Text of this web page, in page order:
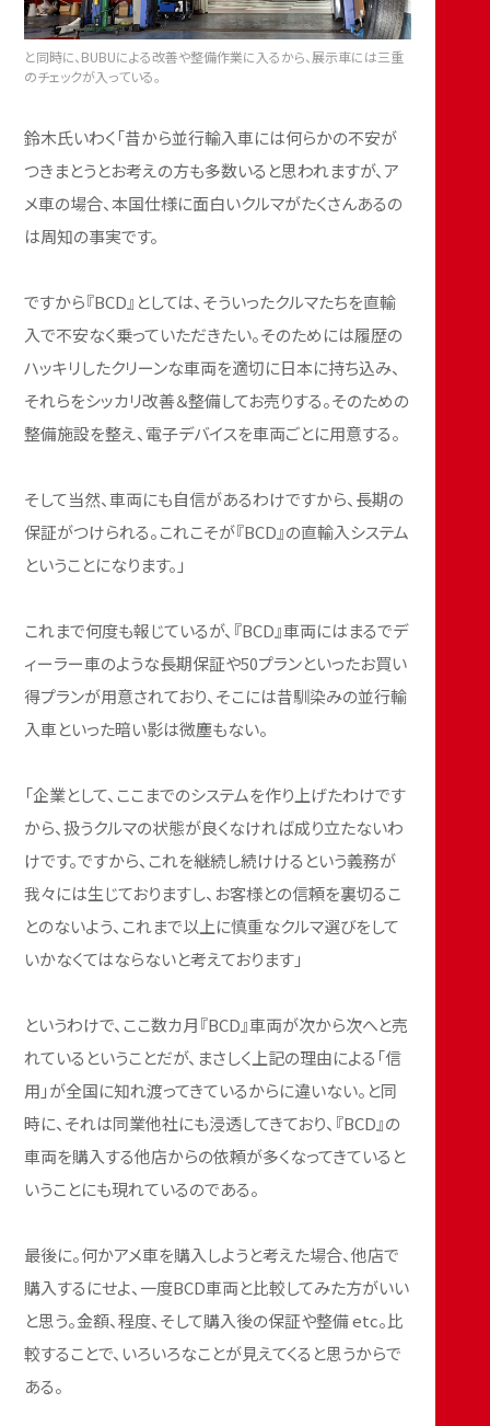
と同時に、BUBUによる改善や整備作業に入るから、展示車には三重
のチェックが入っている。
鈴木氏いわく「昔から並行輸入車には何らかの不安が
つきまとうとお考えの方も多数いると思われますが、ア
メ車の場合、本国仕様に面白いクルマがたくさんあるの
は周知の事実です。
ですから『BCD』としては、そういったクルマたちを直輸
入で不安なく乗っていただきたい。そのためには履歴の
ハッキリしたクリーンな車両を適切に日本に持ち込み、
それらをシッカリ改善＆整備してお売りする。そのための
整備施設を整え、電子デバイスを車両ごとに用意する。
そして当然、車両にも自信があるわけですから、長期の
保証がつけられる。これこそが『BCD』の直輸入システム
ということになります。」
これまで何度も報じているが、『BCD』車両にはまるでデ
ィーラー車のような長期保証や50プランといったお買い
得プランが用意されており、そこには昔馴染みの並行輸
入車といった暗い影は微塵もない。
「企業として、ここまでのシステムを作り上げたわけです
から、扱うクルマの状態が良くなければ成り立たないわ
けです。ですから、これを継続し続けけるという義務が
我々には生じておりますし、お客様との信頼を裏切るこ
とのないよう、これまで以上に慎重なクルマ選びをして
いかなくてはならないと考えております」
というわけで、ここ数カ月『BCD』車両が次から次へと売
れているということだが、まさしく上記の理由による「信
用」が全国に知れ渡ってきているからに違いない。と同
時に、それは同業他社にも浸透してきており、『BCD』の
車両を購入する他店からの依頼が多くなってきていると
いうことにも現れているのである。
最後に。何かアメ車を購入しようと考えた場合、他店で
購入するにせよ、一度BCD車両と比較してみた方がいい
と思う。金額、程度、そして購入後の保証や整備 etc。比
較することで、いろいろなことが見えてくると思うからで
ある。